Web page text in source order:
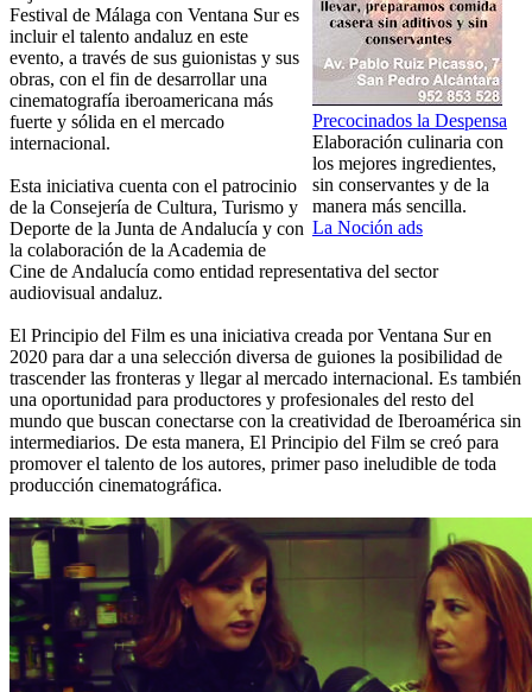
Precocinados la Despensa
Elaboración culinaria con
los mejores ingredientes,
sin conservantes y de la
manera más sencilla.
La Noción ads
Festival de Málaga con Ventana Sur es
incluir el talento andaluz en este
evento, a través de sus guionistas y sus
obras, con el fin de desarrollar una
cinematografía iberoamericana más
fuerte y sólida en el mercado
internacional.
Esta iniciativa cuenta con el patrocinio
de la Consejería de Cultura, Turismo y
Deporte de la Junta de Andalucía y con
la colaboración de la Academia de
Cine de Andalucía como entidad representativa del sector
audiovisual andaluz.
El Principio del Film es una iniciativa creada por Ventana Sur en
2020 para dar a una selección diversa de guiones la posibilidad de
trascender las fronteras y llegar al mercado internacional. Es también
una oportunidad para productores y profesionales del resto del
mundo que buscan conectarse con la creatividad de Iberoamérica sin
intermediarios. De esta manera, El Principio del Film se creó para
promover el talento de los autores, primer paso ineludible de toda
producción cinematográfica.